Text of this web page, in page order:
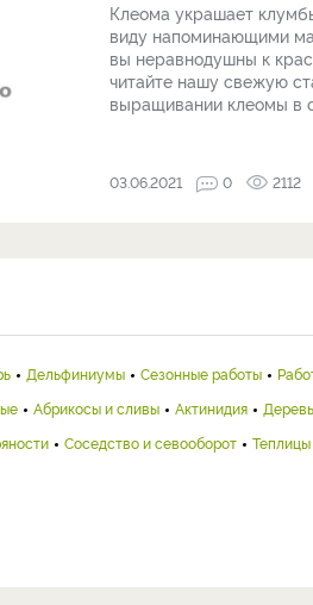
Клеома украшает
виду напоминающими
вы неравнодушны к
читайте нашу свежую
выращивании клеомы в
03.06.2021 0 2112
Дельфиниумы Сезонные работы
Абрикосы и сливы Актинидия
Соседство и севооборот